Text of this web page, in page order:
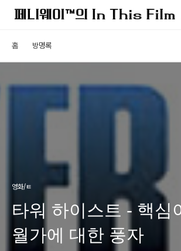
홈 방명록
영화/ㅌ
타워 하이스트 - 핵심
월가에 대한 풍자